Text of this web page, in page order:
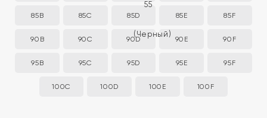
85B 85C 85D 85E 85F
90B 90C 90D 90E 90F
95B 95C 95D 95E 95F
100C 100D 100E 100F